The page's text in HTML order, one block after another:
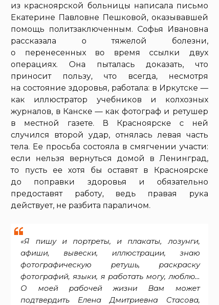
из красноярской больницы написала письмо
Екатерине Павловне Пешковой, оказывавшей
помощь политзаключенным. Софья Ивановна
рассказала о тяжелой болезни,
о перенесенных во время ссылки двух
операциях. Она пыталась доказать, что
приносит пользу, что всегда, несмотря
на состояние здоровья, работала: в Иркутске —
как иллюстратор учебников и колхозных
журналов, в Канске — как фотограф и ретушер
в местной газете. В Красноярске с ней
случился второй удар, отнялась левая часть
тела. Ее просьба состояла в смягчении участи:
если нельзя вернуться домой в Ленинград,
то пусть ее хотя бы оставят в Красноярске
до поправки здоровья и обязательно
предоставят работу, ведь правая рука
действует, не разбита параличом.
«Я пишу и портреты, и плакаты, лозунги,
афиши, вывески, иллюстрации, знаю
фотографическую ретушь, раскраску
фотографий, языки, я работать могу, люблю…
О моей рабочей жизни Вам может
подтвердить Елена Дмитриевна Стасова,